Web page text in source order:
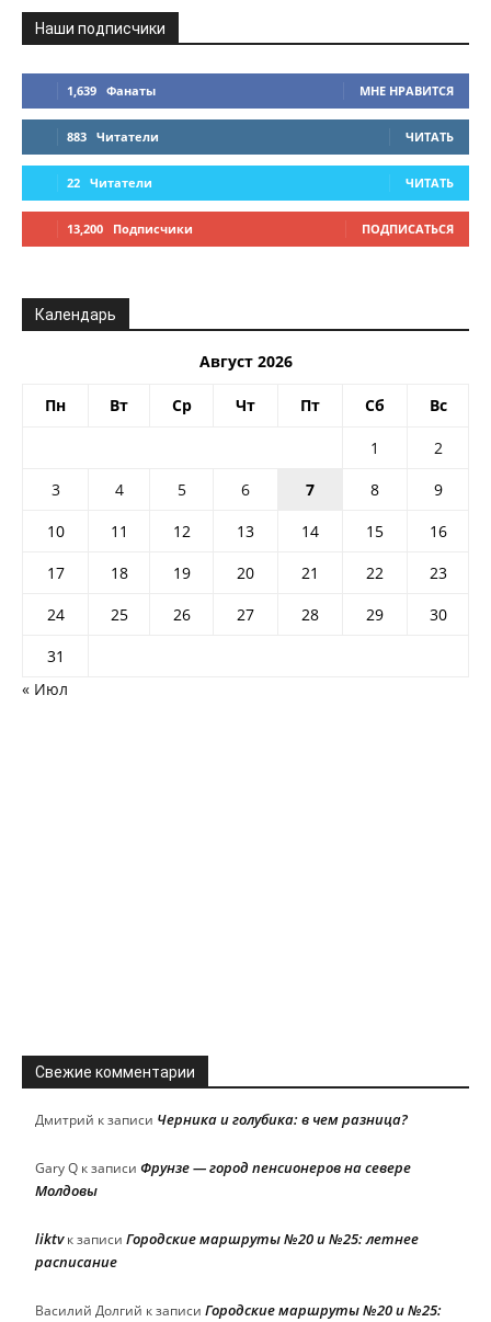
Наши подписчики
1,639 Фанаты МНЕ НРАВИТСЯ
883 Читатели ЧИТАТЬ
22 Читатели ЧИТАТЬ
13,200 Подписчики ПОДПИСАТЬСЯ
Календарь
Август 2026
Пн Вт Ср Чт Пт Сб Вс
1
2
3
4 5 6 7 8
9
10
11 12 13 14 15
16
17
18 19 20 21 22
23
24
25 26 27 28 29
30
31
« Июл
Свежие комментарии
Дмитрий к записи Черника и голубика: в чем разница?
Gary Q к записи Фрунзе — город пенсионеров на севере
Молдовы
liktvк записи Городские маршруты №20 и №25: летнее
расписание
Василий Долгий к записи Городские маршруты №20 и №25: